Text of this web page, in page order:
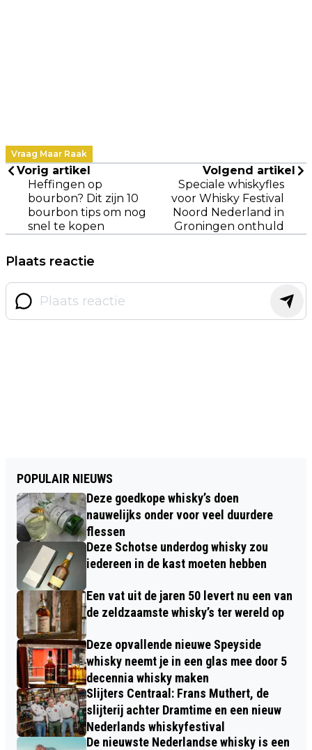
Vraag Maar Raak
Vorig artikel
Heffingen op
bourbon? Dit zijn 10
bourbon tips om nog
snel te kopen
Volgend artikel
Speciale whiskyfles
voor Whisky Festival
Noord Nederland in
Groningen onthuld
Plaats reactie
POPULAIR NIEUWS
Deze goedkope whisky’s doen
nauwelijks onder voor veel duurdere
flessen
Deze Schotse underdog whisky zou
iedereen in de kast moeten hebben
Een vat uit de jaren 50 levert nu een van
de zeldzaamste whisky’s ter wereld op
Deze opvallende nieuwe Speyside
whisky neemt je in een glas mee door 5
decennia whisky maken
Slijters Centraal: Frans Muthert, de
slijterij achter Dramtime en een nieuw
Nederlands whiskyfestival
De nieuwste Nederlandse whisky is een